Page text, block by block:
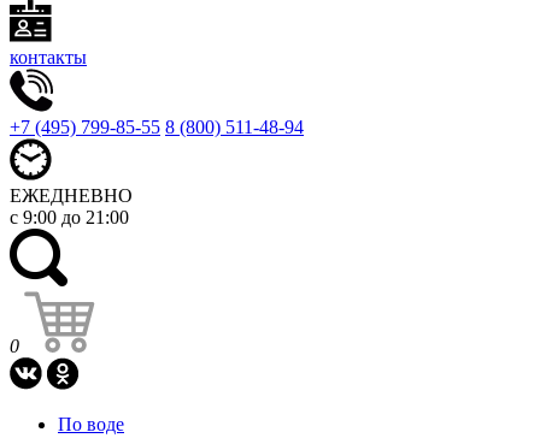
контакты
+7 (495) 799-85-55 8 (800) 511-48-94
ЕЖЕДНЕВНО
с 9:00 до 21:00
0
По воде